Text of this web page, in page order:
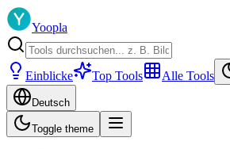
Yoopla
Einblicke Top Tools Alle Tools
Deutsch
Toggle theme